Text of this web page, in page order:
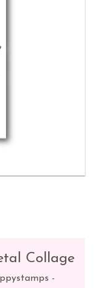
Collage
-